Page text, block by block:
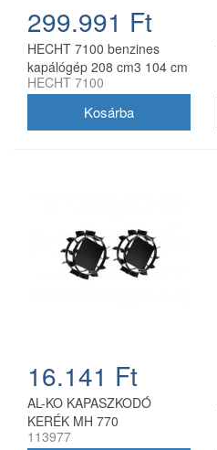
299.991 Ft
HECHT 7100 benzines
kapálógép 208 cm3 104 cm
munkaszélesség
HECHT 7100
16.141 Ft
AL-KO KAPASZKODÓ
KERÉK MH 770
113977